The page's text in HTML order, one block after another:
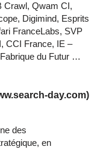
Crawl, Qwam CI,
Digimind, Esprits
FranceLabs, SVP
CCI France, IE –
du Futur …
day.com)
des
en